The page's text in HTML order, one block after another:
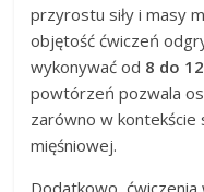
przyrostu siły i masy
objętość ćwiczeń
wykonywać od 8 do
powtórzeń pozwala
zarówno w kontekście
mięśniowej.
Dodatkowo,